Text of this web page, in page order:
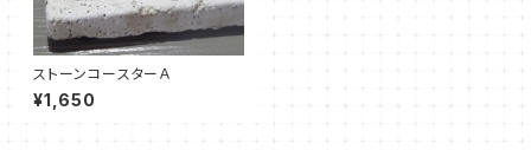
ストーンコースターＡ
¥1,650